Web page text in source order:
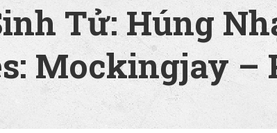
Tử: Húng
Mockingjay –